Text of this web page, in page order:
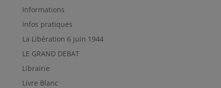
Informations
Infos pratiques
La Libération 6 juin 1944
LE GRAND DEBAT
Librairie
Livre Blanc